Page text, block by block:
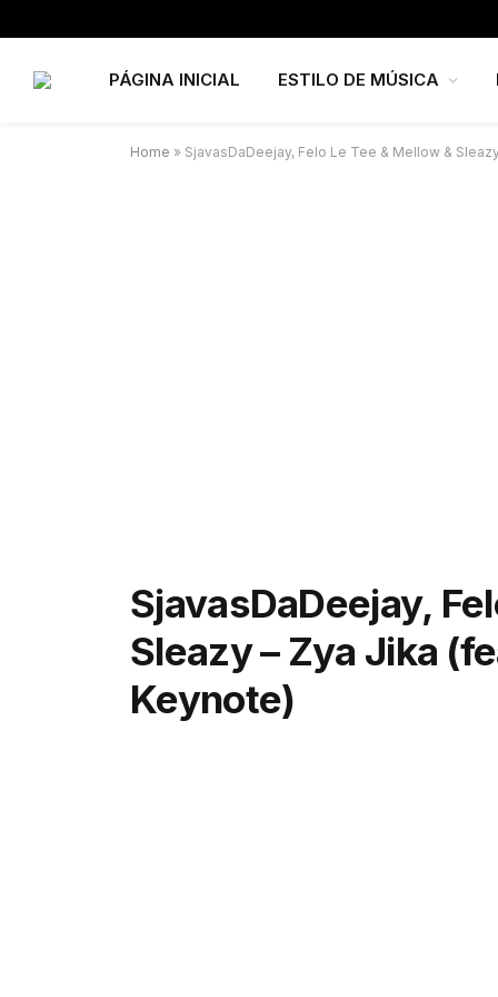
PÁGINA INICIAL ESTILO DE MÚSICA
Home » SjavasDaDeejay, Felo Le Tee & Mellow &
SjavasDaDeejay,
Sleazy – Zya Jika
Keynote)